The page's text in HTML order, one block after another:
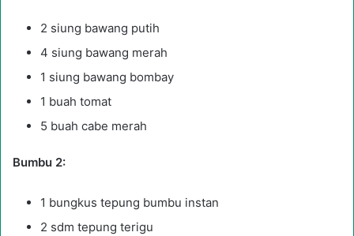
2 siung bawang putih
4 siung bawang merah
1 siung bawang bombay
1 buah tomat
5 buah cabe merah
Bumbu 2:
1 bungkus tepung bumbu instan
2 sdm tepung terigu